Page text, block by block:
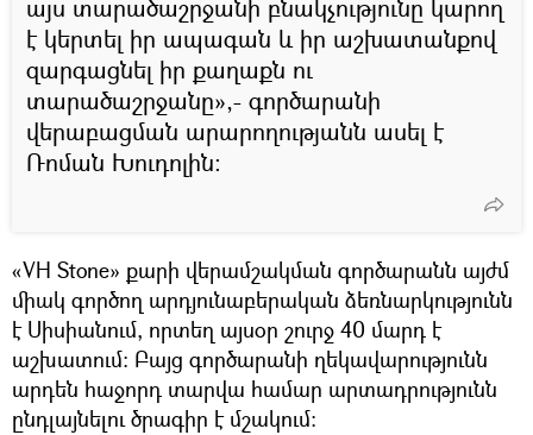
այս տարածաշրջանի բնակչությունը կարող
է կերտել իր ապագան և իր աշխատանքով
զարգացնել իր քաղաքն ու
տարածաշրջանը»,- գործարանի
վերաբացման արարողությանն ասել է
Ռոման Խուդոլին։
«VH Stone» քարի վերամշակման գործարանն այժմ
միակ գործող արդյունաբերական ձեռնարկությունն
է Սիսիանում, որտեղ այսօր շուրջ 40 մարդ է
աշխատում։ Բայց գործարանի ղեկավարությունն
արդեն հաջորդ տարվա համար արտադրությունն
ընդլայնելու ծրագիր է մշակում։